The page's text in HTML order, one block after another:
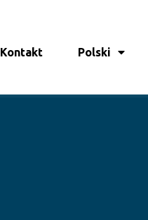
Kontakt Polski